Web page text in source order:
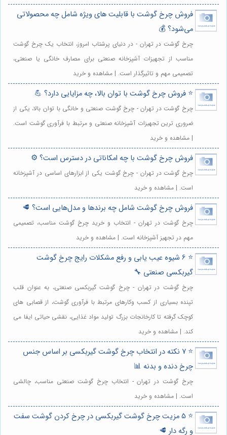
فروش چرخ گوشت با قابلیت های ویژه شامل چه محصولاتی
می‌شود؟ 💰
چرخ گوشت در تهران - در دنیای پرشتاب امروز، انتخاب یک چرخ گوشت
مناسب از تجهیزات آشپزخانه صنعتی برای مصارف خانگی یا صنعتی،
تصمیمی مهم و تاثیرگذار است. | مشاهده و خرید
⭐️ فروش چرخ گوشت با توان بالا، چه مزایایی دارد؟ 💪
چرخ گوشت در تهران - چرخ گوشت صنعتی و خانگی با توان بالا، یکی از
ضروری ترین تجهیزات آشپزخانه صنعتی و مرتبط با فرآوری گوشت است.
| مشاهده و خرید
فروش چرخ گوشت با چه امکاناتی در دسترس است؟ ⚙️
چرخ گوشت در تهران - چرخ گوشت یکی از ابزارهای اساسی در آشپزخانه
است. | مشاهده و خرید
فروش چرخ گوشت شامل چه برندها و مدل‌هایی است؟ 🥩
چرخ گوشت در تهران - انتخاب و خرید چرخ گوشت مناسب، تصمیمی
مهم در تجهیز آشپزخانه است. | مشاهده و خرید
⭐️ 6 شیوه عیب یابی و رفع مشکلات رایج چرخ گوشت
گیربکسی صنعتی 🔧
چرخ گوشت در تهران - چرخ گوشت گیربکسی صنعتی، به عنوان قلب
تپنده بسیاری از کسب وکارهای مرتبط با فرآوری گوشت، از قصابی های
کوچک گرفته تا کارخانجات بزرگ تولید مواد غذایی، نقشی حیاتی ایفا می
کند. | مشاهده و خرید
⭐️ 7 نکته در انتخاب چرخ گوشت گیربکسی بر اساس جنس
چرخ دنده و بدنه 📊
چرخ گوشت در تهران - انتخاب چرخ گوشت صنعتی مناسب، چالشی
است. | مشاهده و خرید
⭐️ 5 مزیت چرخ گوشت گیربکسی در چرخ کردن گوشت سفت
و رگه دار 🥩